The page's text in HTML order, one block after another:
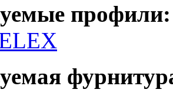
профили: